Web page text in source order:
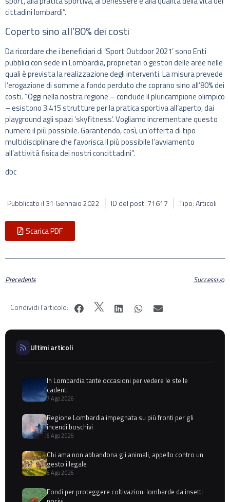
cittadini lombardi”.
Coperto sino all’80% dei costi
Da ricordare che i beneficiari di ‘Sport Outdoor 2021’ sono Enti
pubblici con sede in Lombardia, proprietari o gestori delle aree nelle
quali è prevista la realizzazione degli interventi. La misura prevede
l’erogazione di somme a fondo perduto che coprano sino all’80% dei
costi. “Oggi nella nostra regione – conclude il pluricampione olimpico
– esistono 3.415 strutture per la pratica sportiva all’aperto, dai
playground agli spazi ‘skyfitness’. Vogliamo incrementare questo
numero il più possibile. Garantendo, così, un’offerta di tipo
multidisciplinare che favorisca il più possibile l’avviamento
all’attività fisica dei nostri concittadini”.
dbc
Pubblicato il 31 Gennaio 2022 ID del post: 71617 Tipo: Articoli
Scarica PDF
Precedente Successivo
Condividi l'articolo:
Ultimi articoli
In Lombardia tante occasioni per vedere le stelle
cadenti
7 Ago 2026
Regione Lombardia impegnata su più fronti per gli
incendi boschivi
6 Ago 2026
Chi ama non abbandona gli animali, appello contro un
gesto illegale
6 Ago 2026
Fondi per proteggere coltivazioni lombarde da insetti